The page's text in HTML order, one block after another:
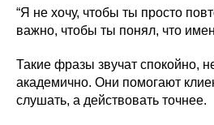
“Я не хочу, чтобы ты просто
важно, чтобы ты понял, что
Такие фразы звучат спокойно,
академично. Они помогают
слушать, а действовать точнее.